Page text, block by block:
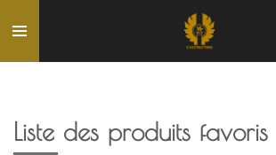
au
contenu
Liste des produits favoris